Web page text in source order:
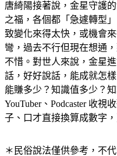
唐綺陽接著說，金星守護
之福，各個都「急遽轉型
致變化來得太快，或機會
彎，過去不行但現在想通
不惜。對世人來說，金星
話，好好說話，能成就怎
能賺多少？知識值多少？
YouTuber、Podcaster 收視
子、口才直接換算成數字
＊民俗說法僅供參考，不